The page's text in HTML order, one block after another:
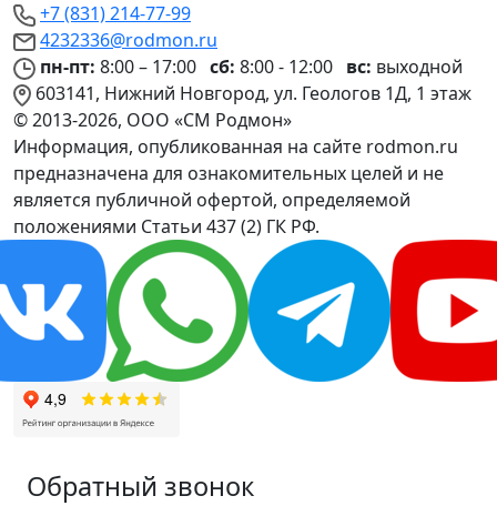
+7 (831) 214-77-99
4232336@rodmon.ru
пн-пт: 8:00 – 17:00 сб: 8:00 - 12:00 вс: выходной
603141, Нижний Новгород, ул. Геологов 1Д, 1 этаж
© 2013-2026, ООО «СМ Родмон»
Информация, опубликованная на сайте rodmon.ru
предназначена для ознакомительных целей и не
является публичной офертой, определяемой
положениями Статьи 437 (2) ГК РФ.
Обратный звонок